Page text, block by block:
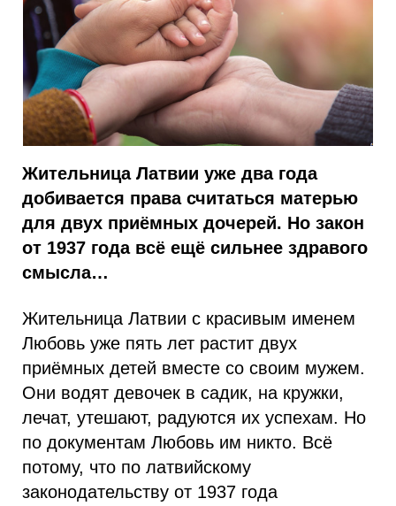
Жительница Латвии уже два года
добивается права считаться матерью
для двух приёмных дочерей. Но закон
от 1937 года всё ещё сильнее здравого
смысла…
Жительница Латвии с красивым именем
Любовь уже пять лет растит двух
приёмных детей вместе со своим мужем.
Они водят девочек в садик, на кружки,
лечат, утешают, радуются их успехам. Но
по документам Любовь им никто. Всё
потому, что по латвийскому
законодательству от 1937 года